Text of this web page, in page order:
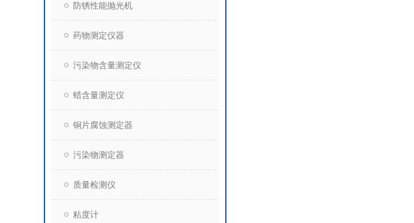
防锈性能抛光机
药物测定仪器
污染物含量测定仪
蜡含量测定仪
铜片腐蚀测定器
污染物测定器
质量检测仪
粘度计